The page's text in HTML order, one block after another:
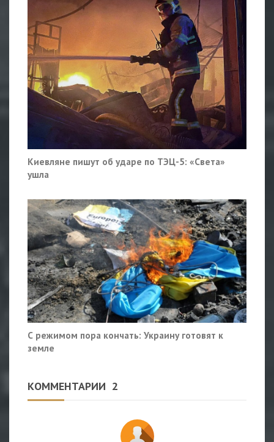
Киевляне пишут об ударе по ТЭЦ-5: «Света»
ушла
С режимом пора кончать: Украину готовят к
земле
КОММЕНТАРИИ 2